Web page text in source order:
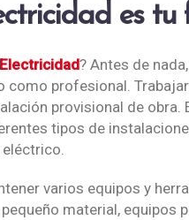
es tu
? Antes de
como profesional.
provisional de obra.
tipos de
varios equipos y
material, equipos